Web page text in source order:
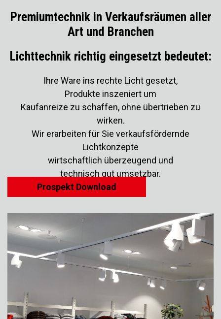
Premiumtechnik in Verkaufsräumen aller
Art und Branchen
Lichttechnik richtig eingesetzt bedeutet:
Ihre Ware ins rechte Licht gesetzt,
Produkte inszeniert um
Kaufanreize zu schaffen, ohne übertrieben zu
wirken.
Wir erarbeiten für Sie verkaufsfördernde
Lichtkonzepte
wirtschaftlich überzeugend und
technisch gut umsetzbar.
Prospekt Download